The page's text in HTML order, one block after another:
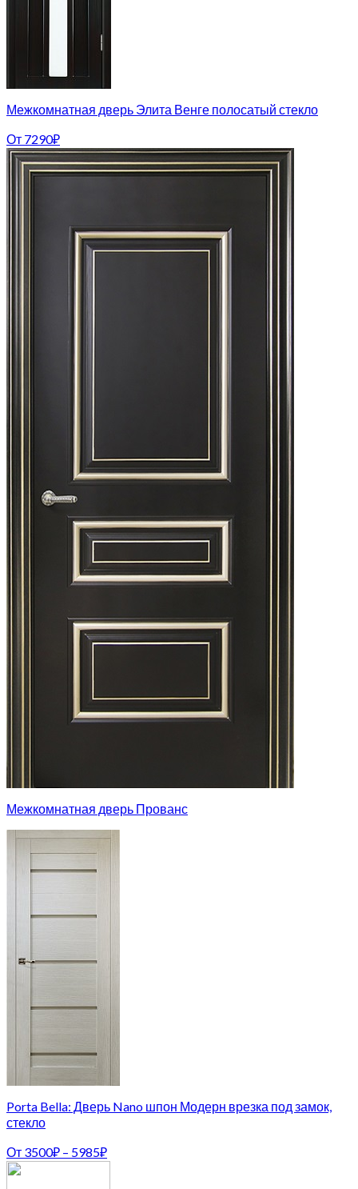
Межкомнатная дверь Элита Венге полосатый стекло
От 7290₽
Межкомнатная дверь Прованс
Porta Bella: Дверь Nano шпон Модерн врезка под замок,
стекло
От 3500₽ – 5985₽